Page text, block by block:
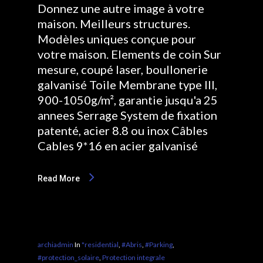
Donnez une autre image à votre
maison. Meilleurs structures.
Modèles uniques conçue pour
votre maison. Elements de coin Sur
mesure, coupé laser, boullonerie
galvanisé Toile Membrane type III,
900-1050g/m², garantie jusqu'a 25
annees Serrage System de fixation
patenté, acier 8.8 ou inox Câbles
Cables 9*16 en acier galvanisé
Read More
archiadmin In "residential #Abris #Parking
#protection_solaire Protection integrale